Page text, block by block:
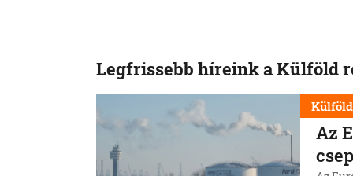
Legfrissebb híreink a Külföld
Külföld
Az